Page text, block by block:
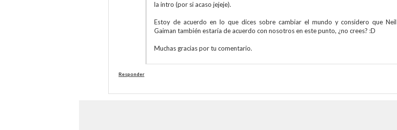
la intro (por si acaso jejeje).
Estoy de acuerdo en lo que dices sobre cambiar el mundo y considero que Neil
Gaiman también estaría de acuerdo con nosotros en este punto, ¿no crees? :D
Muchas gracias por tu comentario.
Responder